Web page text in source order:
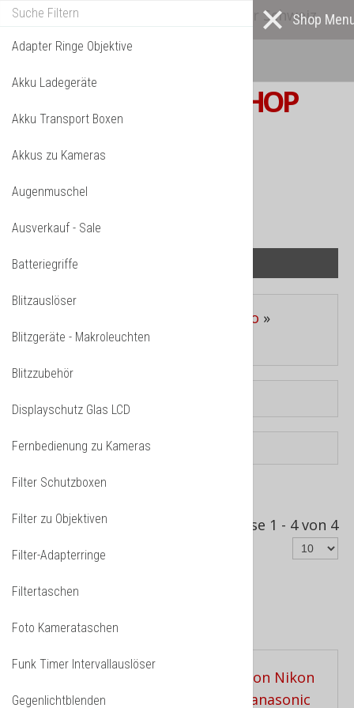
Alle* Artikel ab eigenem Lager in der Schweiz
lieferbar! *
Mehr darüber...
S W I S S PHOTOSHOP
IHR WARENKORB IST NOCH LEER.
Makro »
Makroschlitten / Slider
Sortiert nach
Ergebnisse 1 - 4 von 4
Makroschlitten / Slider
Adapter Ringe Objektive
Akku Ladegeräte
Akku Transport Boxen
Akkus zu Kameras
Augenmuschel
Ausverkauf - Sale
Batteriegriffe
Blitzauslöser
Blitzgeräte - Makroleuchten
Blitzzubehör
Displayschutz Glas LCD
Fernbedienung zu Kameras
Filter Schutzboxen
Filter zu Objektiven
Filter-Adapterringe
Filtertaschen
Foto Kamerataschen
Funk Timer Intervallauslöser
Gegenlichtblenden